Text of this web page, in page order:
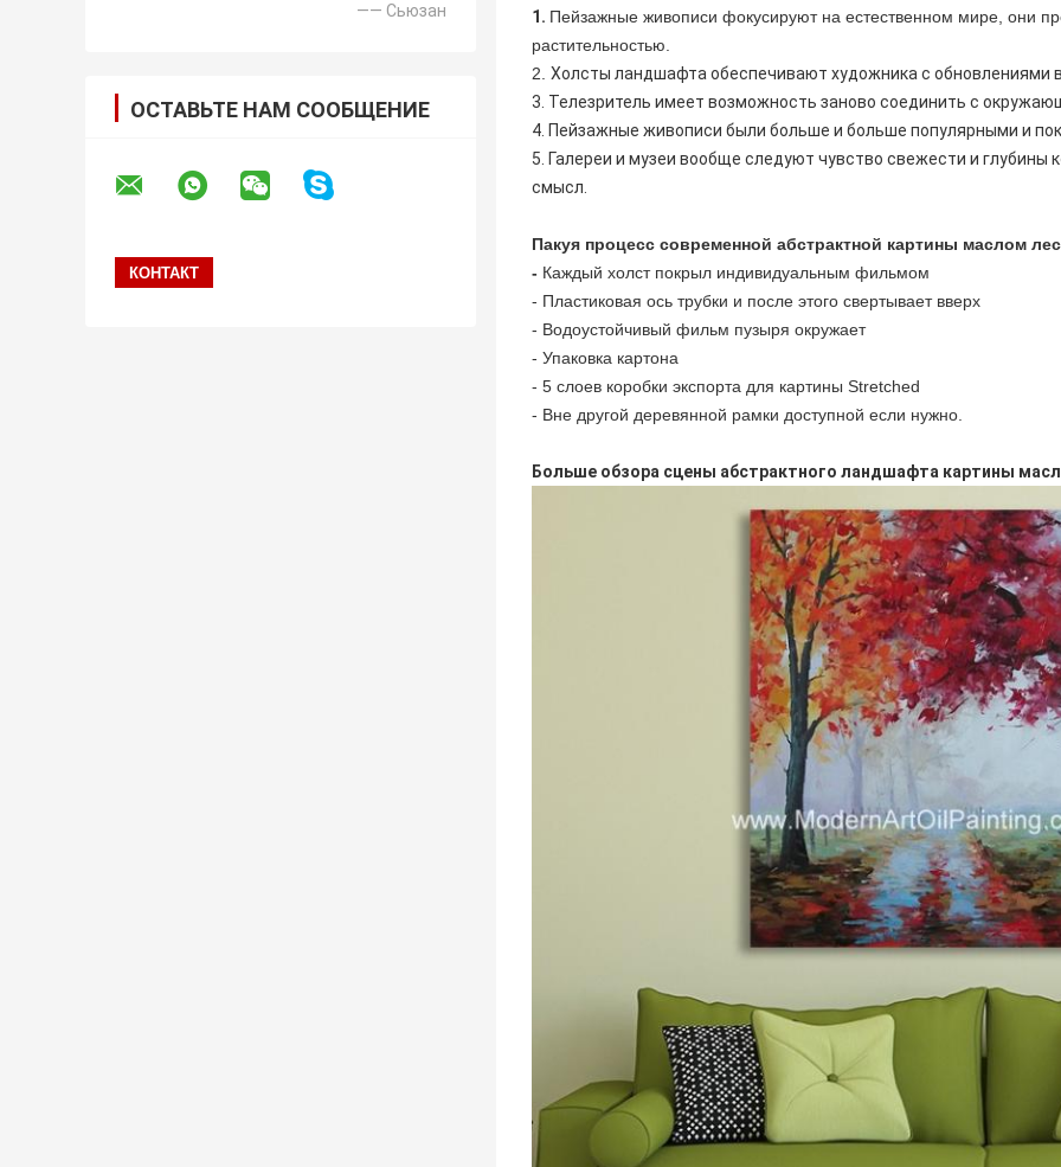
—— Сьюзан
ОСТАВЬТЕ НАМ СООБЩЕНИЕ
1. Пейзажные живописи фокусируют на естественном мире, они
растительностью.
2. Холсты ландшафта обеспечивают художника с обновлениями
3. Телезритель имеет возможность заново соединить с
4. Пейзажные живописи были больше и больше популярными и
5. Галереи и музеи вообще следуют чувство свежести и
смысл.
Пакуя процесс современной абстрактной картины маслом
- Каждый холст покрыл индивидуальным фильмом
- Пластиковая ось трубки и после этого свертывает вверх
- Водоустойчивый фильм пузыря окружает
- Упаковка картона
- 5 слоев коробки экспорта для картины Stretched
- Вне другой деревянной рамки доступной если нужно.
Больше обзора сцены абстрактного ландшафта картины